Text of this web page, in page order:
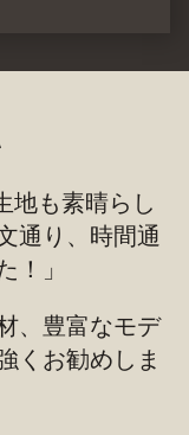
地も素晴らし
通り、時間通
！」
、豊富なモデ
くお勧めしま